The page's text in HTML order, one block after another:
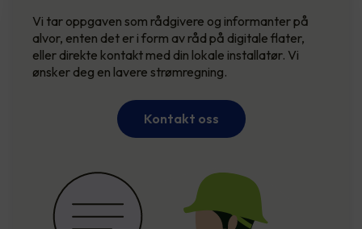
Vi tar oppgaven som rådgivere og informanter på
alvor, enten det er i form av råd på digitale flater,
eller direkte kontakt med din lokale installatør. Vi
ønsker deg en lavere strømregning.
Kontakt oss